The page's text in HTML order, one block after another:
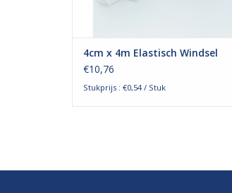
4cm x 4m Elastisch Windsel
€10,76
Stukprijs : €0,54 / Stuk